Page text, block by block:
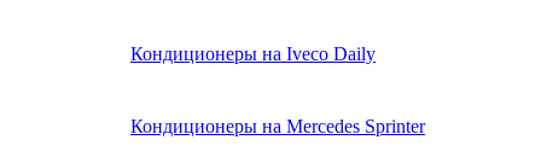
Кондиционеры на Iveco Daily
Кондиционеры на Mercedes Sprinter